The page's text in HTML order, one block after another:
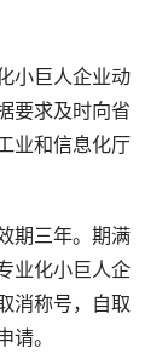
小巨人企业动
要求及时向省
业和信息化厅
期三年。期满
业化小巨人企
消称号，自取
。